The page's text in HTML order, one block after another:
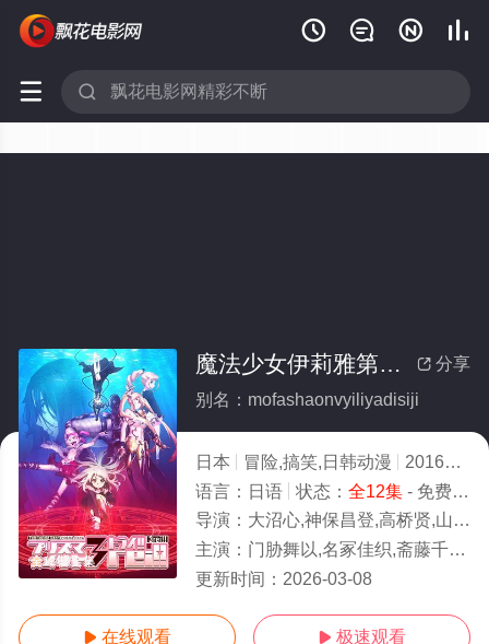
   
 
全12集/全集
 分享
魔法少女伊莉雅第四季(全集)
别名：mofashaonvyiliyadisiji
日本 冒险,搞笑,日韩动漫 2016
9.0
语言： 日语 状态： 全12集- 免费在线播放
导演： 大沼心,神保昌登,高桥贤,山岸大悟,井上圭介,五味伸介,大西景介,丸山由太,神谷智大,伊部勇志
主演： 门胁舞以,名冢佳织,斋藤千和,植田佳奈,伊藤静,高野直子,嘉数由美,远藤绫,杉山纪彰,花江夏树,小西克幸,中田让治,福圆美里,钉宫理惠,白石凉子,诸星
更新时间： 2026-03-08
 在线观看  极速观看